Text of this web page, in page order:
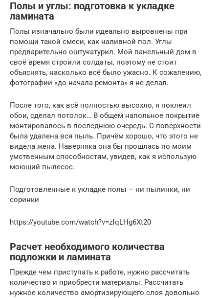
Полы и углы: подготовка к укладке
ламината
Полы изначально были идеально выровнены при
помощи такой смеси, как наливной пол. Углы
предварительно оштукатурил. Мой панельный дом в
своё время строили солдаты, поэтому не стоит
объяснять, насколько всё было ужасно. К сожалению,
фотографии «до начала ремонта» я не делал.
После того, как всё полностью высохло, я поклеил
обои, сделал потолок… В общем напольное покрытие
монтировалось в последнюю очередь. С поверхности
была удалена вся пыль. Причём хорошо, что этого не
видела жена. Наверняка она бы прошлась по моим
умственным способностям, увидев, как я использую
моющий пылесос.
Подготовленные к укладке полы – ни пылинки, ни
соринки
https://youtube.com/watch?v=zfqLHg6Xt20
Расчет необходимого количества
подложки и ламината
Прежде чем приступать к работе, нужно рассчитать
количество и приобрести материалы. Рассчитать
нужное количество амортизирующего слоя довольно